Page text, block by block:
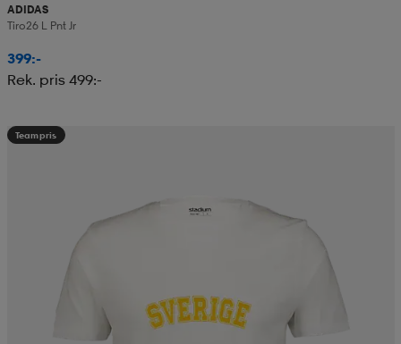
ADIDAS
Tiro26 L Pnt Jr
399:-
Rek. pris 499:-
Teampris